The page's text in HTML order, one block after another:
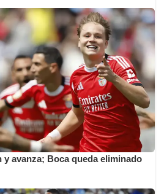
y avanza; Boca queda eliminado